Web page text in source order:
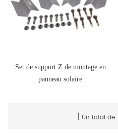
Set de support Z de montage en
panneau solaire
Un total de